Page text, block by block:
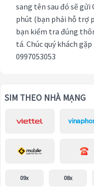
sang tên sau đó sẽ gửi
phút (bạn phải hỗ trợ
bạn kiểm tra đúng
tá. Chúc quý khách
0997053053
SIM THEO NHÀ MẠNG
09x 08x